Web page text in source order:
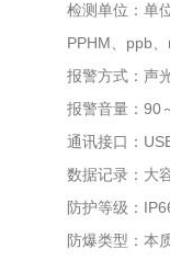
检测单位：单
PPHM、ppb
报警方式：声
报警音量：90
通讯接口：
数据记录：大
防护等级：
防爆类型：本